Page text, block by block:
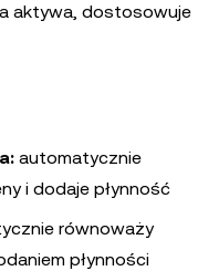
aktywa, dostosowuje
automatycznie
i dodaje płynność
równoważy
płynności